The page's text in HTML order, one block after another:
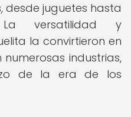
juguetes hasta
La versatilidad y
la convirtieron en
industrias,
de la era de los